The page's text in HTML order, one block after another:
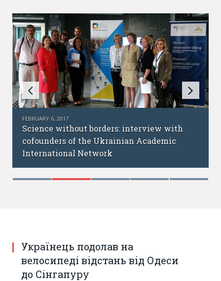
FEBRUARY 6, 2017
Science without borders: interview with
cofounders of the Ukrainian Academic
International Network
Українець подолав на
велосипеді відстань від Одеси
до Сінгапуру